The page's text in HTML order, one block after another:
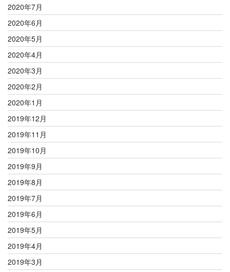
2020年7月
2020年6月
2020年5月
2020年4月
2020年3月
2020年2月
2020年1月
2019年12月
2019年11月
2019年10月
2019年9月
2019年8月
2019年7月
2019年6月
2019年5月
2019年4月
2019年3月